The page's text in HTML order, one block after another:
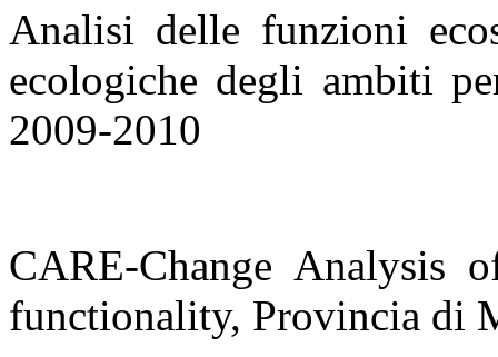
Analisi delle funzioni
ecologiche degli ambiti
2009-2010
CARE-Change Analysis
functionality, Provincia di